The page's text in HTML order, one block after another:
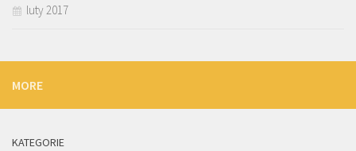
luty 2017
MORE
KATEGORIE